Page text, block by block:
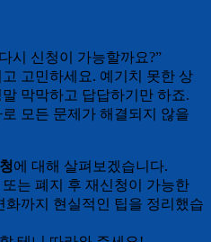
시 신청이 가능할까요?”
고민하세요. 예기치 못한 상
막막하고 답답하기만 하죠.
모든 문제가 해결되지 않을
에 대해 살펴보겠습니다.
는 폐지 후 재신청이 가능한
화까지 현실적인 팁을 정리했습